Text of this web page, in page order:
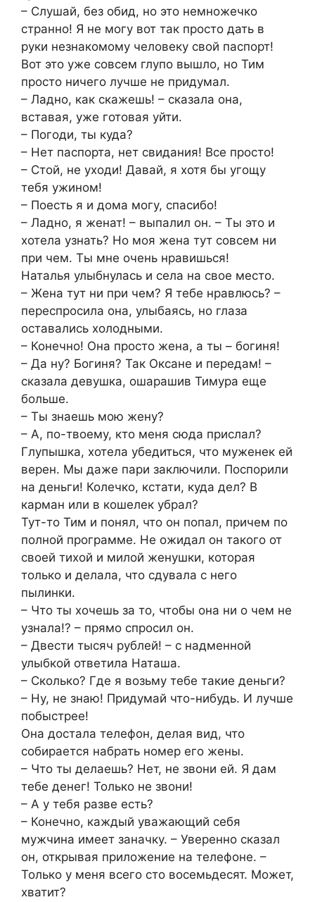
– Слушай, без обид, но это немножечко
странно! Я не могу вот так просто дать в
руки незнакомому человеку свой паспорт!
Вот это уже совсем глупо вышло, но Тим
просто ничего лучше не придумал.
– Ладно, как скажешь! – сказала она,
вставая, уже готовая уйти.
– Погоди, ты куда?
– Нет паспорта, нет свидания! Все просто!
– Стой, не уходи! Давай, я хотя бы угощу
тебя ужином!
– Поесть я и дома могу, спасибо!
– Ладно, я женат! – выпалил он. – Ты это и
хотела узнать? Но моя жена тут совсем ни
при чем. Ты мне очень нравишься!
Наталья улыбнулась и села на свое место.
– Жена тут ни при чем? Я тебе нравлюсь? –
переспросила она, улыбаясь, но глаза
оставались холодными.
– Конечно! Она просто жена, а ты – богиня!
– Да ну? Богиня? Так Оксане и передам! –
сказала девушка, ошарашив Тимура еще
больше.
– Ты знаешь мою жену?
– А, по-твоему, кто меня сюда прислал?
Глупышка, хотела убедиться, что муженек ей
верен. Мы даже пари заключили. Поспорили
на деньги! Колечко, кстати, куда дел? В
карман или в кошелек убрал?
Тут-то Тим и понял, что он попал, причем по
полной программе. Не ожидал он такого от
своей тихой и милой женушки, которая
только и делала, что сдувала с него
пылинки.
– Что ты хочешь за то, чтобы она ни о чем не
узнала!? – прямо спросил он.
– Двести тысяч рублей! – с надменной
улыбкой ответила Наташа.
– Сколько? Где я возьму тебе такие деньги?
– Ну, не знаю! Придумай что-нибудь. И лучше
побыстрее!
Она достала телефон, делая вид, что
собирается набрать номер его жены.
– Что ты делаешь? Нет, не звони ей. Я дам
тебе денег! Только не звони!
– А у тебя разве есть?
– Конечно, каждый уважающий себя
мужчина имеет заначку. – Уверенно сказал
он, открывая приложение на телефоне. –
Только у меня всего сто восемьдесят. Может,
хватит?